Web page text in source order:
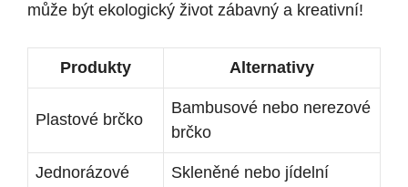
může být ekologický život zábavný a kreativní!
Produkty Alternativy
Plastové brčko
Bambusové nebo nerezové
brčko
Jednorázové
Skleněné nebo jídelní